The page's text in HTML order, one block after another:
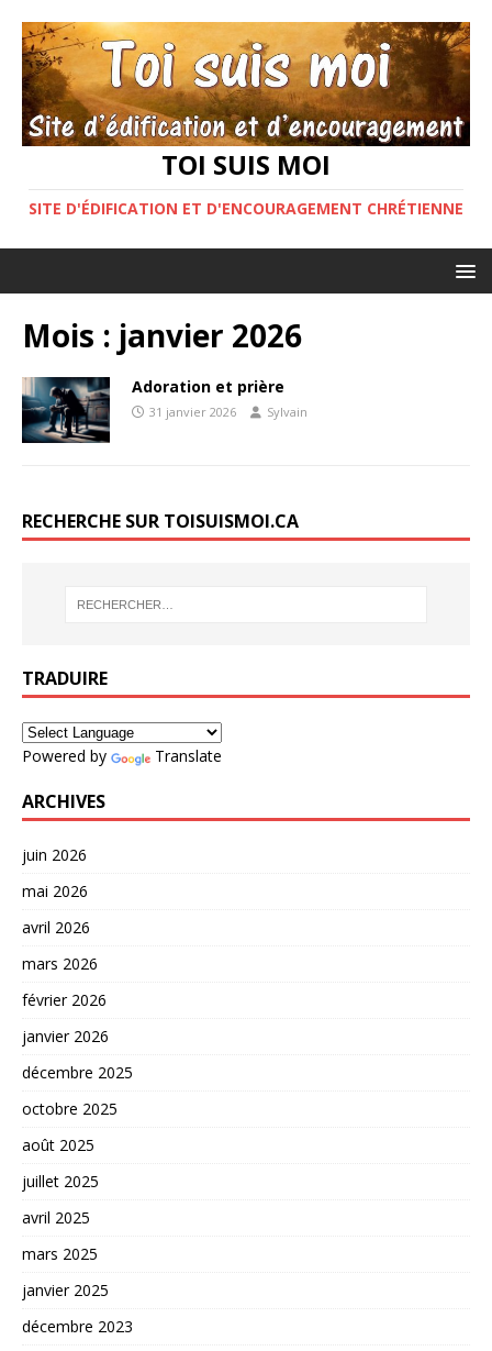
TOI SUIS MOI
SITE D'ÉDIFICATION ET D'ENCOURAGEMENT CHRÉTIENNE
Mois : janvier 2026
Adoration et prière
31 janvier 2026 Sylvain
RECHERCHE SUR TOISUISMOI.CA
TRADUIRE
Powered by Translate
ARCHIVES
juin 2026
mai 2026
avril 2026
mars 2026
février 2026
janvier 2026
décembre 2025
octobre 2025
août 2025
juillet 2025
avril 2025
mars 2025
janvier 2025
décembre 2023